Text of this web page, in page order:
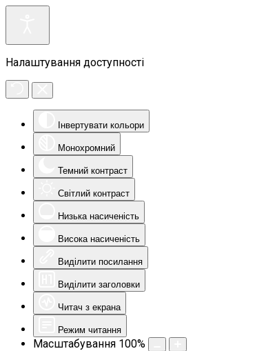
Налаштування доступності
Інвертувати кольори
Монохромний
Темний контраст
Світлий контраст
Низька насиченість
Висока насиченість
Виділити посилання
Виділити заголовки
Читач з екрана
Режим читання
Масштабування 100%